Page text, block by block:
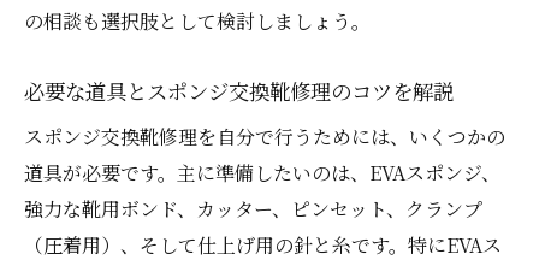
の相談も選択肢として検討しましょう。
必要な道具とスポンジ交換靴修理のコツを解説
スポンジ交換靴修理を自分で行うためには、いくつかの
道具が必要です。主に準備したいのは、EVAスポンジ、
強力な靴用ボンド、カッター、ピンセット、クランプ
（圧着用）、そして仕上げ用の針と糸です。特にEVAス